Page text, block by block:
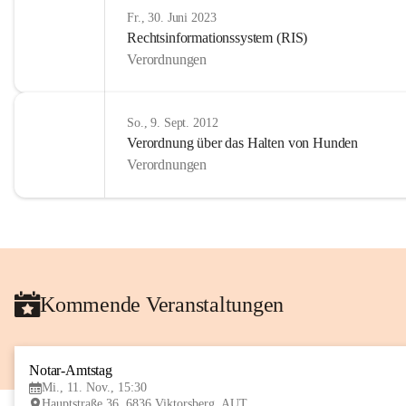
Fr., 30. Juni 2023
Rechtsinformationssystem (RIS)
Verordnungen
So., 9. Sept. 2012
Verordnung über das Halten von Hunden
Verordnungen
Kommende Veranstaltungen
Notar-Amtstag
Mi., 11. Nov., 15:30